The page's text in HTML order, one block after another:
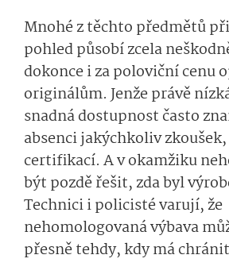
Mnohé z těchto předmětů
pohled působí zcela
dokonce i za poloviční cenu
originálům. Jenže právě
snadná dostupnost často
absenci jakýchkoliv
certifikací. A v okamžiku
být pozdě řešit, zda byl
Technici i policisté varují, že
nehomologovaná výbava
přesně tehdy, kdy má